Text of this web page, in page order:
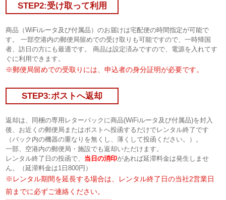
STEP2:受け取って利用
商品（WiFiルータ及び付属品）のお届けは宅配便の時間指定が可能で
す。 一部空港内の郵便局留めでの受け取りも可能ですので、一時帰国
者、訪日の方にも最適です。 商品は設定済みですので、電源を入れてす
ぐに利用できます。
※郵便局留めでの受取りには、申込者の身分証明が必要です。
STEP3:ポストへ返却
返却は、同梱の専用レターパックに商品(WiFiルータ及び付属品)を封入
後、お近くの郵便局またはポストへ投函するだけでレンタル終了です
（バック内の機器の重なりを無くし、薄くして投函ください。）。
一部、空港内の郵便局・施設でも返却いただけます。
レンタル終了日の投函で、 当日の消印があれば延滞料金は発生しませ
ん。（延滞料金は1日800円）
※レンタル期間を延長する場合は、レンタル終了日の当社2営業日
前までに必ずご連絡ください。